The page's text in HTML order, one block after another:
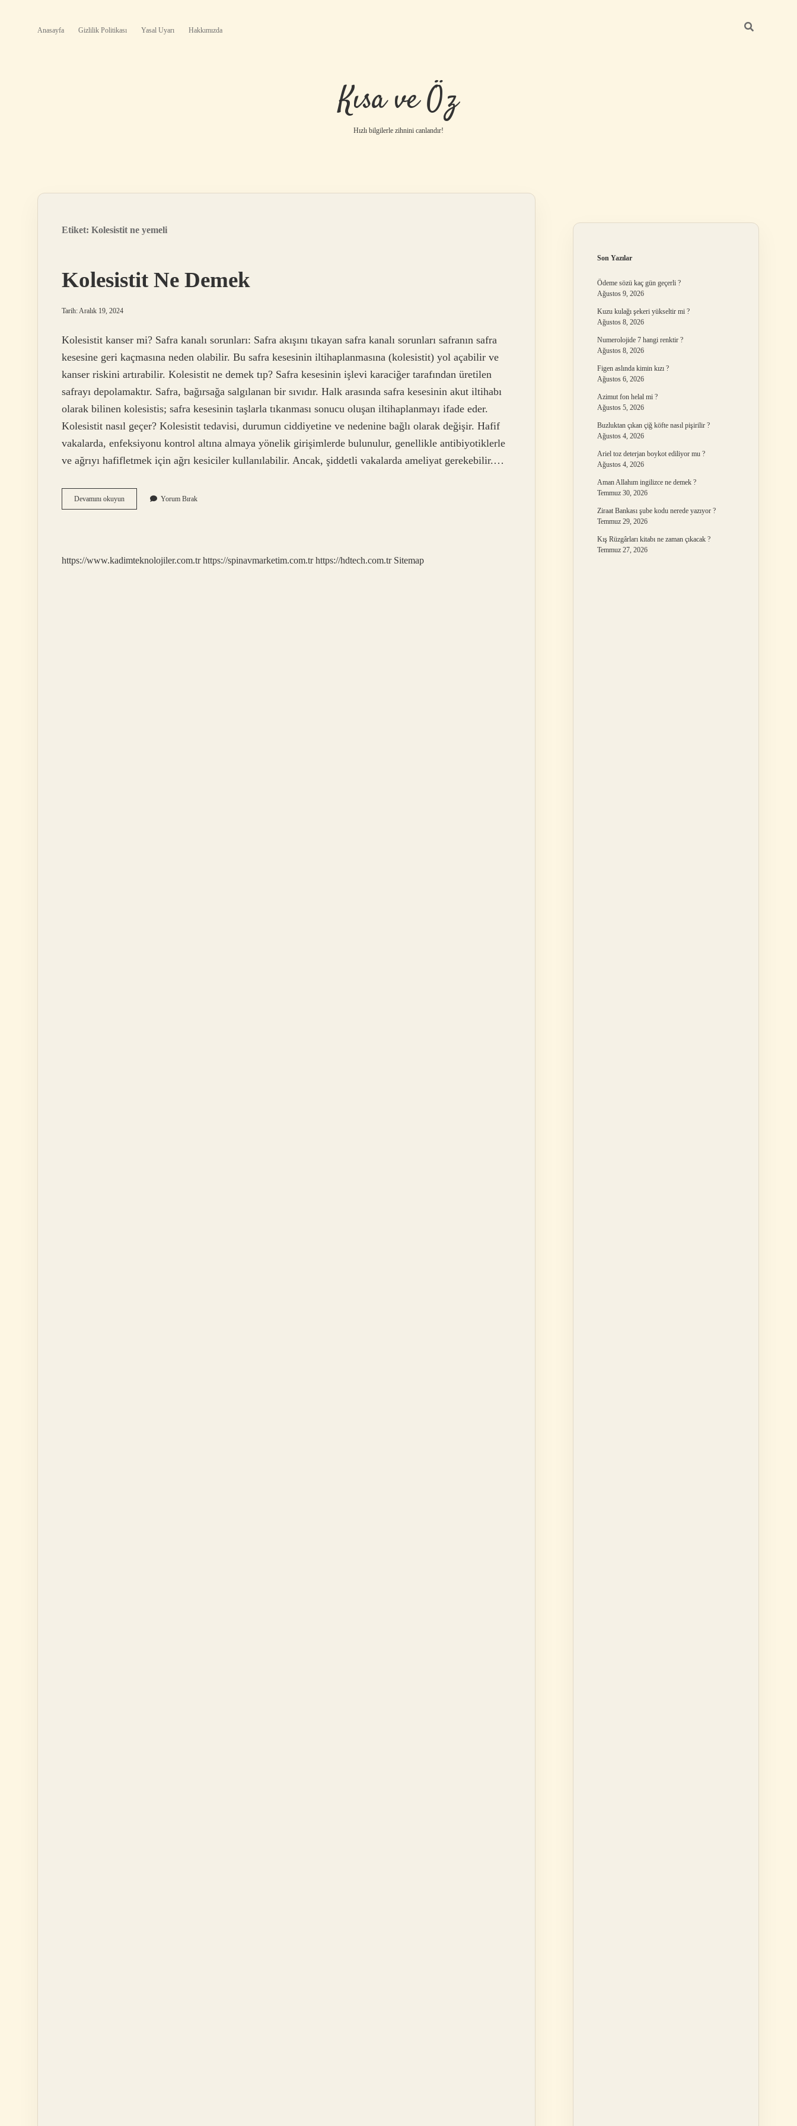
Anasayfa Gizlilik Politikası Yasal Uyarı Hakkımızda
Kısa ve Öz
Hızlı bilgilerle zihnini canlandır!
Etiket: Kolesistit ne yemeli
Kolesistit Ne Demek
Tarih: Aralık 19, 2024
Kolesistit kanser mi? Safra kanalı sorunları: Safra akışını tıkayan safra kanalı sorunları safranın safra
kesesine geri kaçmasına neden olabilir. Bu safra kesesinin iltihaplanmasına (kolesistit) yol açabilir ve
kanser riskini artırabilir. Kolesistit ne demek tıp? Safra kesesinin işlevi karaciğer tarafından üretilen
safrayı depolamaktır. Safra, bağırsağa salgılanan bir sıvıdır. Halk arasında safra kesesinin akut iltihabı
olarak bilinen kolesistis; safra kesesinin taşlarla tıkanması sonucu oluşan iltihaplanmayı ifade eder.
Kolesistit nasıl geçer? Kolesistit tedavisi, durumun ciddiyetine ve nedenine bağlı olarak değişir. Hafif
vakalarda, enfeksiyonu kontrol altına almaya yönelik girişimlerde bulunulur, genellikle antibiyotiklerle
ve ağrıyı hafifletmek için ağrı kesiciler kullanılabilir. Ancak, şiddetli vakalarda ameliyat gerekebilir.…
Devamını okuyunKolesistit
Ne
Yorum Bırak
https://www.kadimteknolojiler.com.tr https://spinavmarketim.com.tr https://hdtech.com.tr Sitemap
Son Yazılar
Ödeme sözü kaç gün geçerli ?
Ağustos 9, 2026
Kuzu kulağı şekeri yükseltir mi ?
Ağustos 8, 2026
Numerolojide 7 hangi renktir ?
Ağustos 8, 2026
Figen aslında kimin kızı ?
Ağustos 6, 2026
Azimut fon helal mi ?
Ağustos 5, 2026
Buzluktan çıkan çiğ köfte nasıl pişirilir ?
Ağustos 4, 2026
Ariel toz deterjan boykot ediliyor mu ?
Ağustos 4, 2026
Aman Allahım ingilizce ne demek ?
Temmuz 30, 2026
Ziraat Bankası şube kodu nerede yazıyor ?
Temmuz 29, 2026
Kış Rüzgârları kitabı ne zaman çıkacak ?
Temmuz 27, 2026